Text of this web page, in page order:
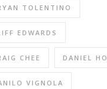
TOLENTINO
EDWARDS
CHEE DANIEL HO
VIGNOLA